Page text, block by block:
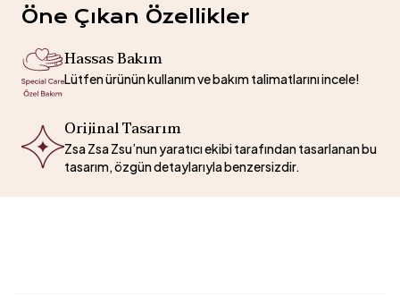
Öne Çıkan Özellikler
Hassas Bakım
Lütfen ürünün kullanım ve bakım talimatlarını incele!
Orijinal Tasarım
Zsa Zsa Zsu’nun yaratıcı ekibi tarafından tasarlanan bu
tasarım, özgün detaylarıyla benzersizdir.